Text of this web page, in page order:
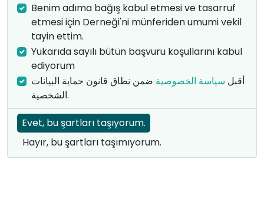
Benim adıma bağış kabul etmesi ve tasarruf
etmesi için Derneği'ni münferiden umumi vekil
tayin ettim.
Yukarıda sayılı bütün başvuru koşullarını kabul
ediyorum
أقبل سياسة الخصوصية ضمن نطاق قانون حماية البيانات
الشخصية.
Evet, bu şartları taşıyorum.
Hayır, bu şartları taşımıyorum.